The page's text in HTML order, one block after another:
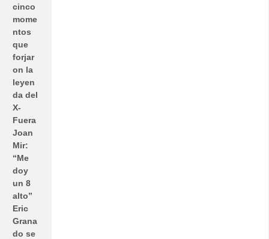
cinco
mome
ntos
que
forjar
on la
leyen
da del
X-
Fuera
Joan
Mir:
“Me
doy
un 8
alto”
Eric
Grana
do se